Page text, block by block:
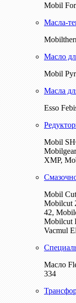
Mobil
Масла-
Масло
Mobil
Масла
Esso
Mobil
XМP,
Mobil
Mobilcut
42,
Mobilcut
Vacmul
Масло
334